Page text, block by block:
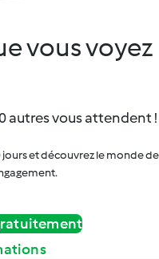
vous voyez
autres vous attendent !
et découvrez le monde de